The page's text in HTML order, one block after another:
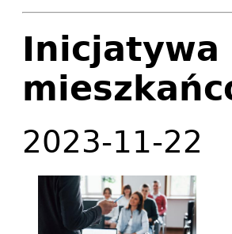
Inicjatywa
2023-11-22